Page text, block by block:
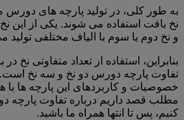
به طور کلی، در تولید پارچه های دورس
نخ بافت استفاده می شوند. یکی از این
و نخ دوم یا سوم با الیاف مختلفی تولید
بنابراین، استفاده از تعداد متفاوتی نخ
تفاوت پارچه دورس دو نخ و سه نخ
خصوصیات و کاربردهای این پارچه ها با
مطلب قصد داریم درباره تفاوت
کنیم، پس تا انتها همراه ما باشید.